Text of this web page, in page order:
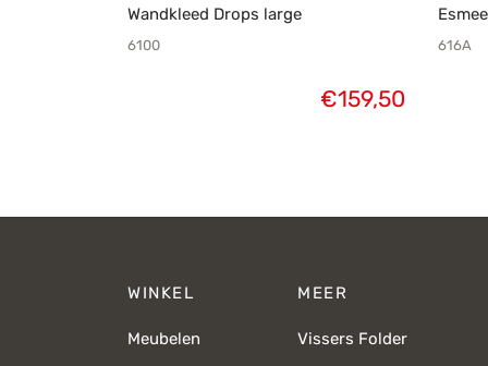
Wandkleed Drops large
6100
€159,50
616A
WINKEL
Meubelen
MEER
Vissers Folder